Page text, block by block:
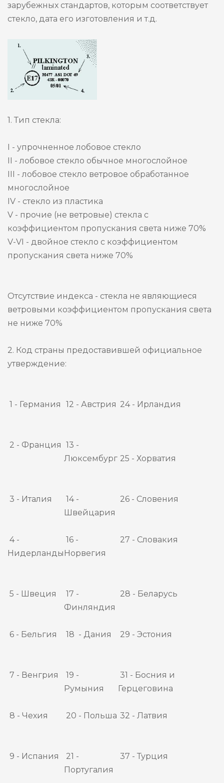
зарубежных стандартов, которым соответствует
стекло, дата его изготовления и т.д.
1. Тип стекла:
I - упрочненное лобовое стекло
II - лобовое стекло обычное многослойное
III - лобовое стекло ветровое обработанное
многослойное
IV - стекло из пластика
V - прочие (не ветровые) стекла с
коэффициентом пропускания света ниже 70%
V-VI - двойное стекло с коэффициентом
пропускания света ниже 70%
Отсутствие индекса - стекла не являющиеся
ветровыми коэффициентом пропускания света
не ниже 70%
2. Код страны предоставившей официальное
утверждение:
1 - Германия 12 - Австрия 24 - Ирландия
2 - Франция 13 -
Люксембург 25 - Хорватия
3 - Италия
14 -
Швейцария
26 - Словения
4 -
Нидерланды
16 -
Норвегия
27 - Словакия
5 - Швеция
17 -
Финляндия
28 - Беларусь
6 - Бельгия 18 - Дания 29 - Эстония
7 - Венгрия
19 -
Румыния
31 - Босния и
Герцеговина
8 - Чехия 20 - Польша 32 - Латвия
9 - Испания
21 -
Португалия
37 - Турция